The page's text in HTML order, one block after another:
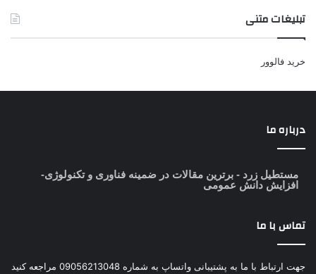
تبلیغات متنی
خرید فالوور
درباره ما
مستطیل زرد - برترین مقالات در ضمینه فناوری و تکنولوژی-
افزایش دانش عمومی
تماس با ما
جهت ارتباط با ما به پشتیبانی واتساپ به شماره 09056213048 مراجعه کنید